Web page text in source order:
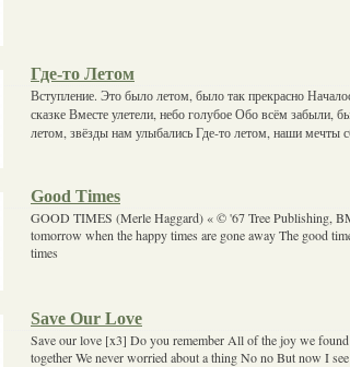
Где-то Летом
Вступление. Это было летом, было так прекрасно
сказке Вместе улетели, небо голубое Обо всём забыли,
летом, звёзды нам улыбались Где-то летом, наши мечты
Good Times
GOOD TIMES (Merle Haggard) « © '67 Tree Publishing,
tomorrow when the happy times are gone away The good
times
Save Our Love
Save our love [x3] Do you remember All of the joy we
together We never worried about a thing No no But now I